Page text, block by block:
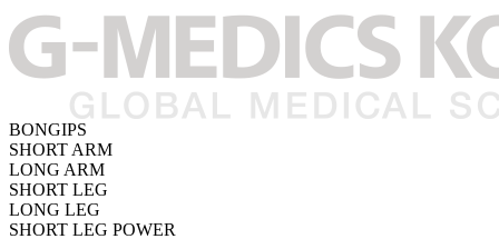
BONGIPS
SHORT ARM
LONG ARM
SHORT LEG
LONG LEG
SHORT LEG POWER